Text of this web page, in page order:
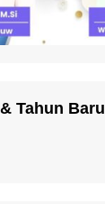
Tahun Baru